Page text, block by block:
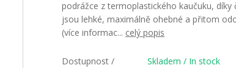
podrážce z termoplastického kaučuku, díky
jsou lehké, maximálně ohebné a přitom
(více informac... celý popis
Dostupnost /
Skladem / In stock